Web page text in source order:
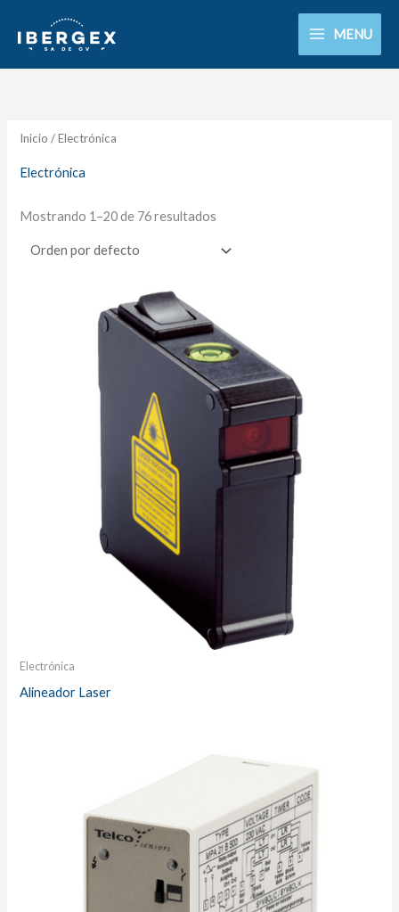
MENU
Inicio / Electrónica
Electrónica
Mostrando 1–20 de 76 resultados
Electrónica
Alineador Laser